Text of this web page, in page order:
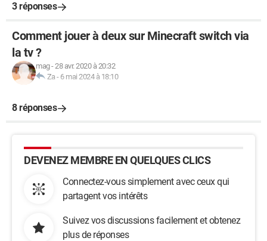
3 réponses
Comment jouer à deux sur Minecraft switch via
la tv ?
mag-28 avr. 2020 à 20:32
Za - 6 mai 2024 à 18:10
8 réponses
DEVENEZ MEMBRE EN QUELQUES CLICS
Connectez-vous simplement avec ceux qui
partagent vos intérêts
Suivez vos discussions facilement et obtenez
plus de réponses